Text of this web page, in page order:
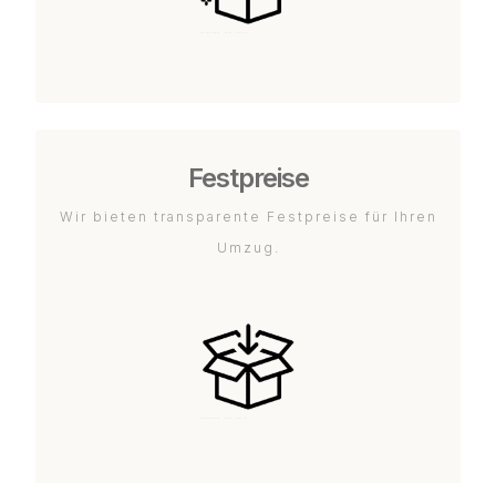
Festpreise
Wir bieten transparente Festpreise für Ihren
Umzug.